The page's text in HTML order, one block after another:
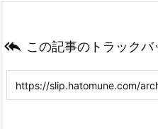
 この記事のトラックバ